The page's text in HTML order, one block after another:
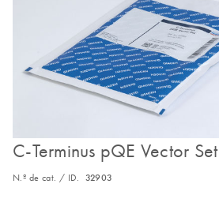
C-Terminus pQE Vector Set
N.º de cat. / ID. 32903